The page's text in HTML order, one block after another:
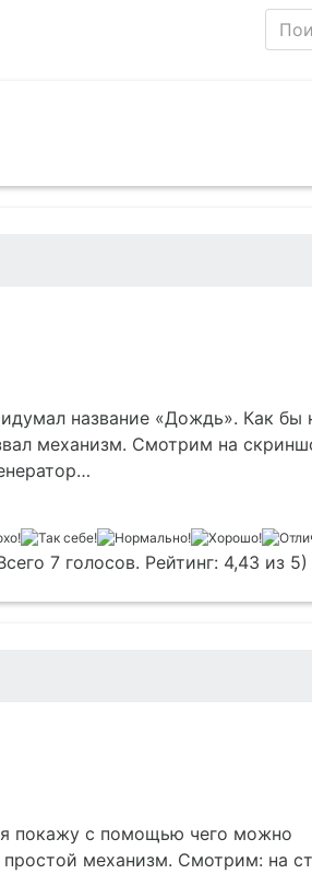
название «Дождь». Как бы
механизм. Смотрим на
7 голосов. Рейтинг: 4,43 из 5)
я покажу с помощью чего можно
механизм. Смотрим: на